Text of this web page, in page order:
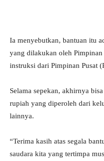
Ia menyebutkan, bantuan itu
yang dilakukan oleh Pimpinan
instruksi dari Pimpinan Pusat
Selama sepekan, akhirnya
rupiah yang diperoleh dari
lainnya.
“Terima kasih atas segala
saudara kita yang tertimpa